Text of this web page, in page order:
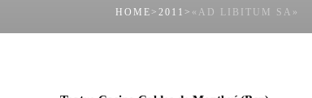
HOME > 2011 > «AD LIBITUM SA»